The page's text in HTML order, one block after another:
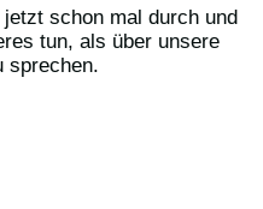
schon mal durch und
tun, als über unsere
sprechen.